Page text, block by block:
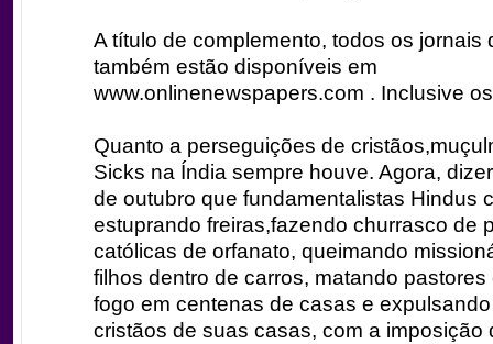
A título de complemento, todos os jornais
também estão disponíveis em
www.onlinenewspapers.com . Inclusive
Quanto a perseguições de
Sicks na Índia sempre houve. Agora,
de outubro que fundamentalistas Hindus
estuprando freiras,fazendo churrasco de
católicas de orfanato, queimando
filhos dentro de carros, matando pastores
fogo em centenas de casas e
cristãos de suas casas, com a imposição